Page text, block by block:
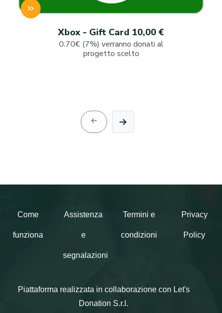
Xbox - Gift Card 10,00 €
0.70€ (7%) verranno donati al
progetto scelto
Come
funziona
Assistenza
e
segnalazioni
Termini e
condizioni
Privacy
Policy
Piattaforma realizzata in collaborazione con Let's
Donation S.r.l.